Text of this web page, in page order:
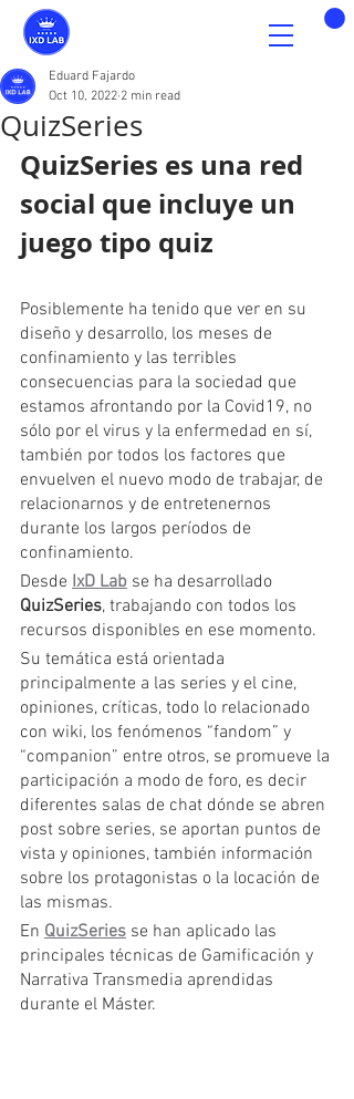
QuizSeries
Eduard Fajardo
Oct 10, 2022 2 min read
QuizSeries es una red
social que incluye un
juego tipo quiz
Posiblemente ha tenido que ver en su
diseño y desarrollo, los meses de
confinamiento y las terribles
consecuencias para la sociedad que
estamos afrontando por la Covid19, no
sólo por el virus y la enfermedad en sí,
también por todos los factores que
envuelven el nuevo modo de trabajar, de
relacionarnos y de entretenernos
durante los largos períodos de
confinamiento.
Desde IxD Lab se ha desarrollado
QuizSeries, trabajando con todos los
recursos disponibles en ese momento.
Su temática está orientada
principalmente a las series y el cine,
opiniones, críticas, todo lo relacionado
con wiki, los fenómenos “fandom” y
“companion” entre otros, se promueve la
participación a modo de foro, es decir
diferentes salas de chat dónde se abren
post sobre series, se aportan puntos de
vista y opiniones, también información
sobre los protagonistas o la locación de
las mismas.
En QuizSeries se han aplicado las
principales técnicas de Gamificación y
Narrativa Transmedia aprendidas
durante el Máster.